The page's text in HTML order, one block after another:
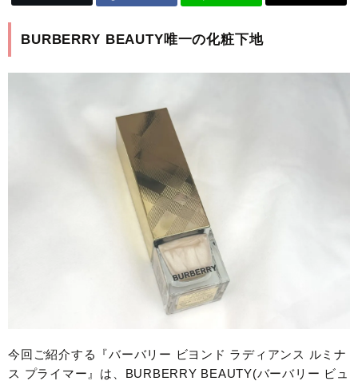
BURBERRY BEAUTY唯一の化粧下地
今回ご紹介する『バーバリー ビヨンド ラディアンス ルミナ
ス プライマー』は、BURBERRY BEAUTY(バーバリー ビュ